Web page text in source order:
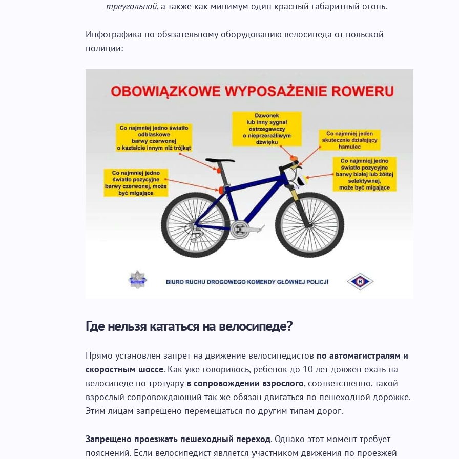
треугольной, а также как минимум один красный габаритный огонь.
Инфографика по обязательному оборудованию велосипеда от польской
полиции:
Где нельзя кататься на велосипеде?
Прямо установлен запрет на движение велосипедистов по автомагистралям и
скоростным шоссе. Как уже говорилось, ребенок до 10 лет должен ехать на
велосипеде по тротуару в сопровождении взрослого, соответственно, такой
взрослый сопровождающий так же обязан двигаться по пешеходной дорожке.
Этим лицам запрещено перемещаться по другим типам дорог.
Запрещено проезжать пешеходный переход. Однако этот момент требует
пояснений. Если велосипедист является участником движения по проезжей